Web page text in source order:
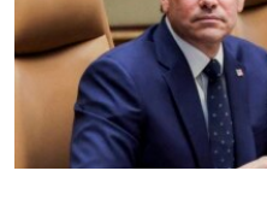
Հայերեն
English
Русский